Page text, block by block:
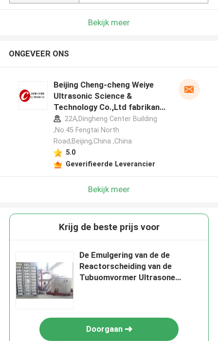
Bekijk meer
ONGEVEER ONS
Beijing Cheng-cheng Weiye
Ultrasonic Science &
Technology Co.,Ltd fabrikant
profiel22A,Dingheng Center Building
,No.45 Fengtai North
Road,Beijing,China ,China
5.0
Geverifieerde Leverancier
Bekijk meer
Krijg de beste prijs voor
De Emulgering van de de
Reactorscheiding van de
Tubuomvormer Ultrasone
Doorgaan